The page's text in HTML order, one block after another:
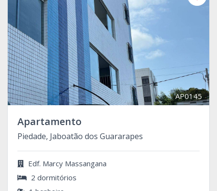
AP0145
Apartamento
Piedade, Jaboatão dos Guararapes
Edf. Marcy Massangana
2 dormitórios